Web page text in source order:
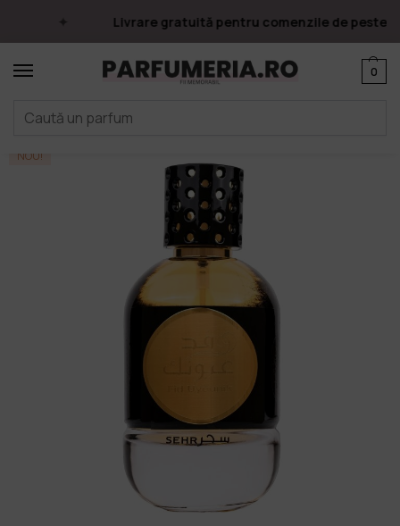
Livrare gratuită pentru comenzile de peste
0
Prima pagină / Parfumuri
NOU!